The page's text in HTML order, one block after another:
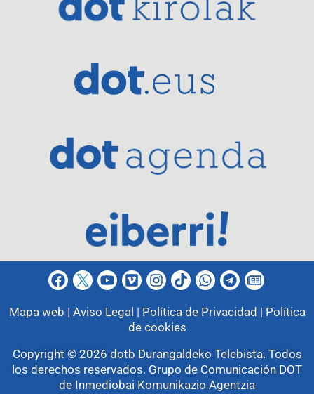
Mapa web | Aviso Legal | Política de Privacidad | Política
de cookies
Copyright © 2026 dotb Durangaldeko Telebista. Todos
los derechos reservados. Grupo de Comunicación DOT
de Inmediobai Komunikazio Agentzia